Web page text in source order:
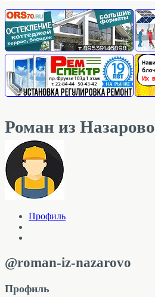
Роман из Назарово
Профиль
@roman-iz-nazarovo
Профиль